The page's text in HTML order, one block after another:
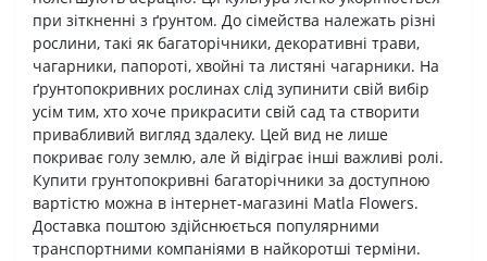
при зіткненні з ґрунтом. До сімейства належать різні
рослини, такі як багаторічники, декоративні трави,
чагарники, папороті, хвойні та листяні чагарники. На
ґрунтопокривних рослинах слід зупинити свій вибір
усім тим, хто хоче прикрасити свій сад та створити
привабливий вигляд здалеку. Цей вид не лише
покриває голу землю, але й відіграє інші важливі ролі.
Купити грунтопокривні багаторічники за доступною
вартістю можна в інтернет-магазині Matla Flowers.
Доставка поштою здійснюється популярними
транспортними компаніями в найкоротші терміни.